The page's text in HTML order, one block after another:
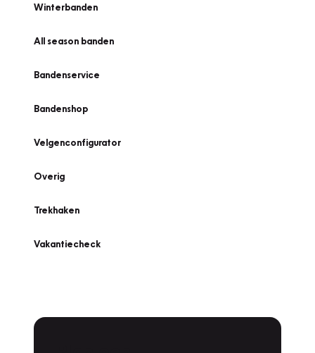
Winterbanden
All season banden
Bandenservice
Bandenshop
Velgenconfigurator
Overig
Trekhaken
Vakantiecheck